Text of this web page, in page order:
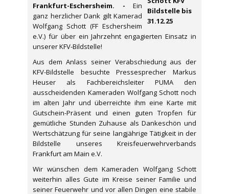
Frankfurt-Eschersheim. - Ein
ganz herzlicher Dank gilt Kamerad
Wolfgang Schott (FF Eschersheim
e.V.) für über ein Jahrzehnt engagierten Einsatz in
unserer KFV-Bildstelle!
Aus dem Anlass seiner Verabschiedung aus der
KFV-Bildstelle besuchte Pressesprecher Markus
Heuser als Fachbereichsleiter PUMA den
ausscheidenden Kameraden Wolfgang Schott noch
im alten Jahr und überreichte ihm eine Karte mit
Gutschein-Präsent und einen guten Tropfen für
gemütliche Stunden Zuhause als Dankeschön und
Wertschätzung für seine langjährige Tätigkeit in der
Bildstelle unseres Kreisfeuerwehrverbands
Frankfurt am Main e.V.
Wir wünschen dem Kameraden Wolfgang Schott
weiterhin alles Gute im Kreise seiner Familie und
seiner Feuerwehr und vor allen Dingen eine stabile